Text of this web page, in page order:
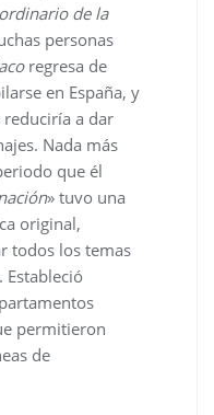
de la
personas
regresa de
en España, y
reduciría a dar
Nada más
que él
» tuvo una
original,
todos los temas
permitieron
de